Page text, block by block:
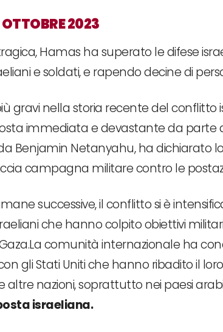
OTTOBRE 2023
Hamas ha superato le difese
e soldati, e rapendo decine di
gravi nella storia recente del conflitto
immediata e devastante da parte
Benjamin Netanyahu, ha dichiarato
campagna militare contro le
successive, il conflitto si è
che hanno colpito obiettivi
Gaza.La comunità internazionale ha
gli Stati Uniti che hanno ribadito il
altre nazioni, soprattutto nei paesi
israeliana.